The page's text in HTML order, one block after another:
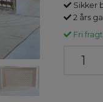
Sikker
2 års
Fri